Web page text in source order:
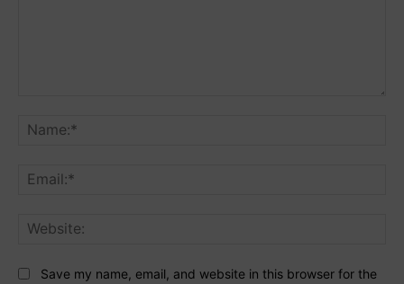
Save my name, email, and website in this browser for the